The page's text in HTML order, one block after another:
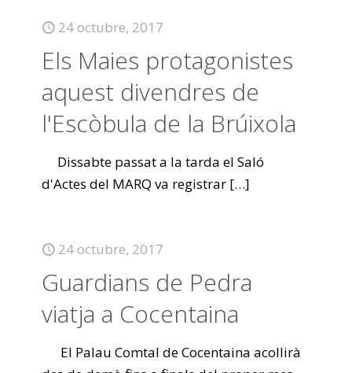
24 octubre, 2017
Els Maies protagonistes
aquest divendres de
l'Escòbula de la Brúixola
Dissabte passat a la tarda el Saló
d'Actes del MARQ va registrar […]
24 octubre, 2017
Guardians de Pedra
viatja a Cocentaina
El Palau Comtal de Cocentaina acollirà